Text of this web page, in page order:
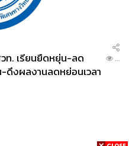
ท. เรียนยืดหยุ่น-ลด
-ดึงผลงานลดหย่อนเวลา
...